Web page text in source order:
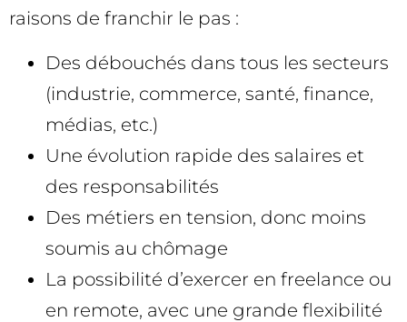
raisons de franchir le pas :
Des débouchés dans tous les secteurs
(industrie, commerce, santé, finance,
médias, etc.)
Une évolution rapide des salaires et
des responsabilités
Des métiers en tension, donc moins
soumis au chômage
La possibilité d’exercer en freelance ou
en remote, avec une grande flexibilité